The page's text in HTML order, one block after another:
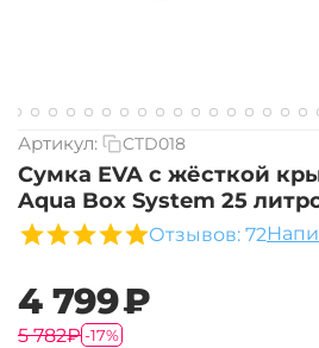
Артикул: CTD018
Сумка EVA с жёсткой
Aqua Box System 25
Отзывов: 72
‍4 799‍₽
‍5 782‍₽-17%